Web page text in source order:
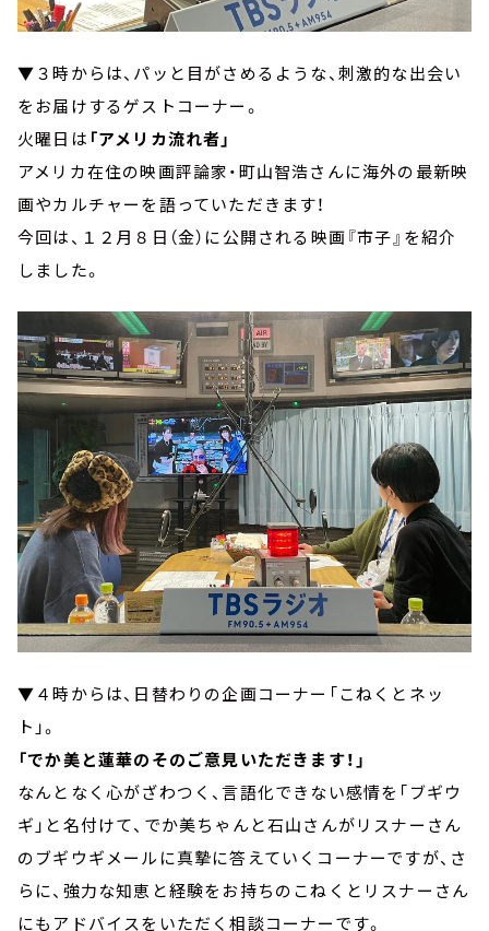
▼３時からは、パッと目がさめるような、刺激的な出会い
をお届けするゲストコーナー。
火曜日は 「アメリカ流れ者」
アメリカ在住の映画評論家・町山智浩さんに海外の最新映
画やカルチャーを語っていただきます！
今回は、１２月８日（金）に公開される映画『市子』を紹介
しました。
▼４時からは、日替わりの企画コーナー「こねくとネッ
ト」。
「でか美と蓮華のそのご意見いただきます！」
なんとなく心がざわつく、言語化できない感情を「ブギウ
ギ」と名付けて、でか美ちゃんと石山さんがリスナーさん
のブギウギメールに真摯に答えていくコーナーですが、さ
らに、強力な知恵と経験をお持ちのこねくとリスナーさん
にもアドバイスをいただく相談コーナーです。